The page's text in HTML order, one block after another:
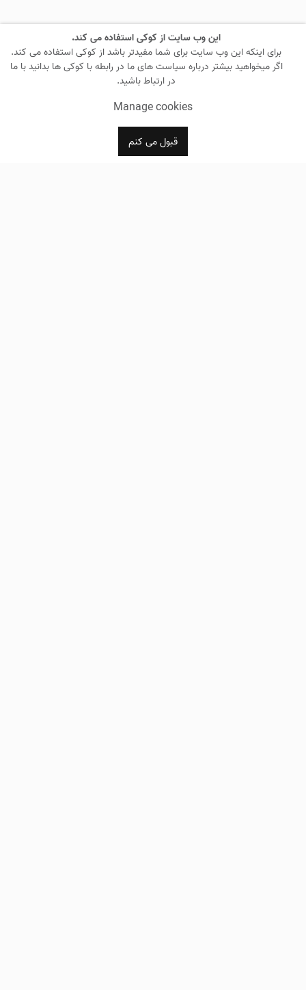
این وب سایت از کوکی استفاده می کند.
برای اینکه این وب سایت برای شما مفیدتر باشد از کوکی استفاده می کند.
اگر میخواهید بیشتر درباره سیاست های ما در رابطه با کوکی ها بدانید با ما
در ارتباط باشید.
Manage cookies
قبول می کنم